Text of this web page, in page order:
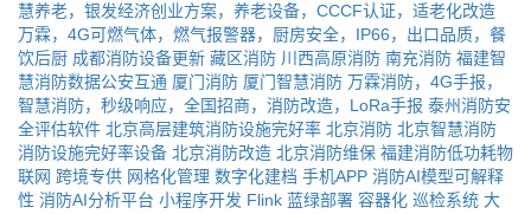
慧养老，银发经济创业方案，养老设备，CCCF认证，适老化改造
万霖，4G可燃气体，燃气报警器，厨房安全，IP66，出口品质，餐
饮后厨 成都消防设备更新 藏区消防 川西高原消防 南充消防 福建智
慧消防数据公安互通 厦门消防 厦门智慧消防 万霖消防，4G手报，
智慧消防，秒级响应，全国招商，消防改造，LoRa手报 泰州消防安
全评估软件 北京高层建筑消防设施完好率 北京消防 北京智慧消防
消防设施完好率设备 北京消防改造 北京消防维保 福建消防低功耗物
联网 跨境专供 网格化管理 数字化建档 手机APP 消防AI模型可解释
性 消防AI分析平台 小程序开发 Flink 蓝绿部署 容器化 巡检系统 大